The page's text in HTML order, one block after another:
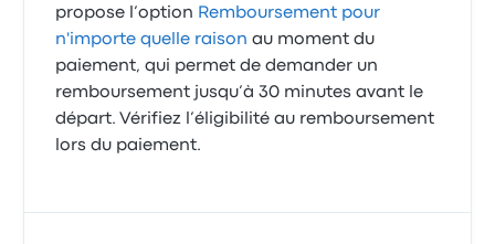
propose l’option Remboursement pour
n'importe quelle raison au moment du
paiement, qui permet de demander un
remboursement jusqu’à 30 minutes avant le
départ. Vérifiez l’éligibilité au remboursement
lors du paiement.